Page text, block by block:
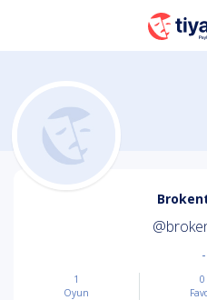
-
1
Oyun
0